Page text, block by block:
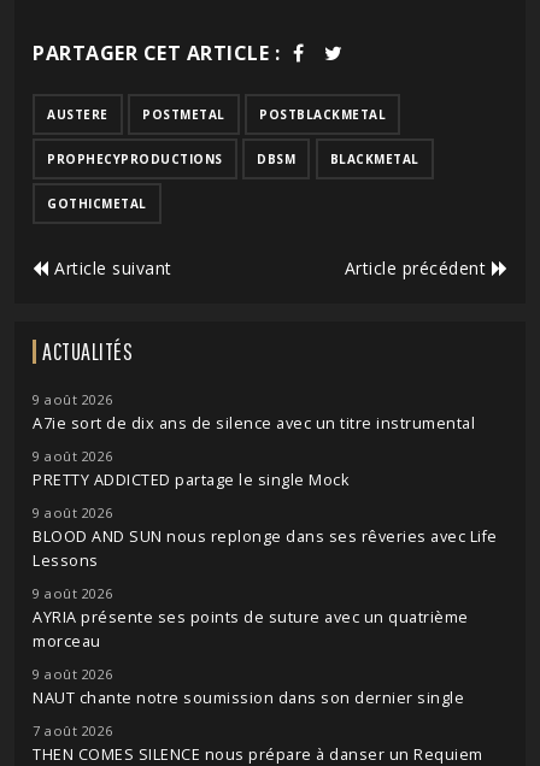
PARTAGER CET ARTICLE :
AUSTERE POSTMETAL POSTBLACKMETAL
PROPHECYPRODUCTIONS DBSM BLACKMETAL
GOTHICMETAL
Article suivant Article précédent
ACTUALITÉS
9 août 2026
A7ie sort de dix ans de silence avec un titre instrumental
9 août 2026
PRETTY ADDICTED partage le single Mock
9 août 2026
BLOOD AND SUN nous replonge dans ses rêveries avec Life
Lessons
9 août 2026
AYRIA présente ses points de suture avec un quatrième
morceau
9 août 2026
NAUT chante notre soumission dans son dernier single
7 août 2026
THEN COMES SILENCE nous prépare à danser un Requiem